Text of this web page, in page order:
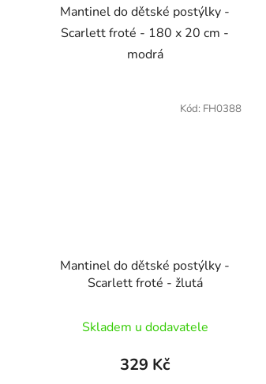
Mantinel do dětské postýlky -
Scarlett froté - 180 x 20 cm -
modrá
Mantinel do dětské postýlky -
Scarlett froté - žlutá
Skladem u dodavatele
329 Kč
Kód: FH0388